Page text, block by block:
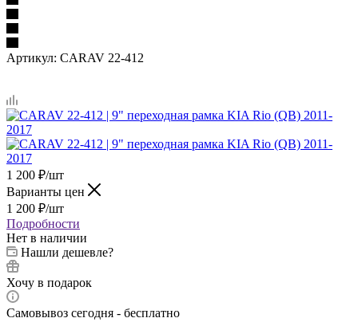
Артикул: CARAV 22-412
1 200 ₽/шт
Варианты цен
1 200 ₽/шт
Подробности
Нет в наличии
Нашли дешевле?
Хочу в подарок
Самовывоз сегодня - бесплатно